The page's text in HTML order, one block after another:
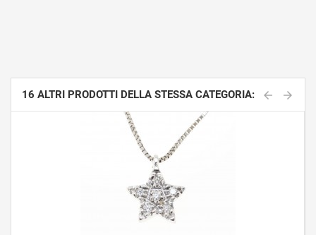
16 ALTRI PRODOTTI DELLA STESSA CATEGORIA: